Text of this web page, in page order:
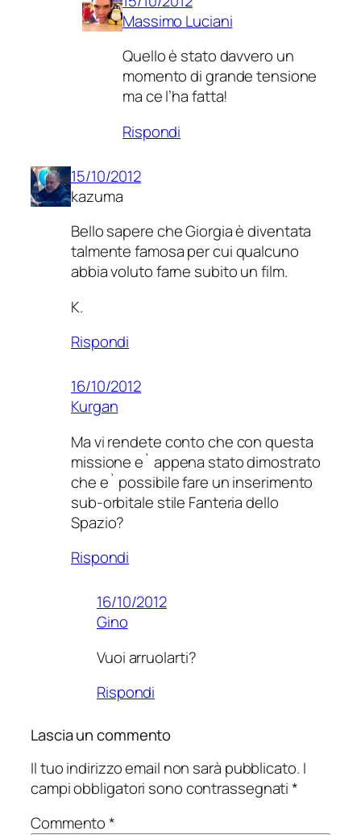
Massimo Luciani
Quello è stato davvero un
momento di grande tensione
ma ce l’ha fatta!
Rispondi
15/10/2012
kazuma
Bello sapere che Giorgia è diventata
talmente famosa per cui qualcuno
abbia voluto farne subito un film.
K.
Rispondi
16/10/2012
Kurgan
Ma vi rendete conto che con questa
missione e` appena stato dimostrato
che e` possibile fare un inserimento
sub-orbitale stile Fanteria dello
Spazio?
Rispondi
16/10/2012
Gino
Vuoi arruolarti?
Rispondi
Lascia un commento
Il tuo indirizzo email non sarà pubblicato. I
campi obbligatori sono contrassegnati*
Commento*